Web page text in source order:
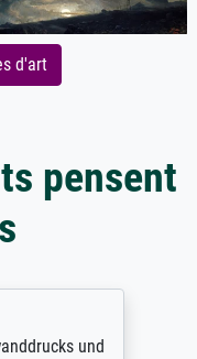
d'art
pensent
und